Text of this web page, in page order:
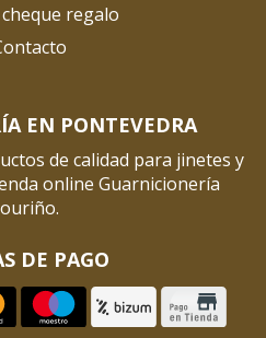
EN PONTEVEDRA
de calidad para jinetes y
online Guarnicionería
DE PAGO
regalo